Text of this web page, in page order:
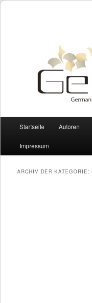
Zum Inhalt wechseln
Zum sekundären Inhalt
Startseite Autoren
Impressum
ARCHIV DER KATEGORIE: